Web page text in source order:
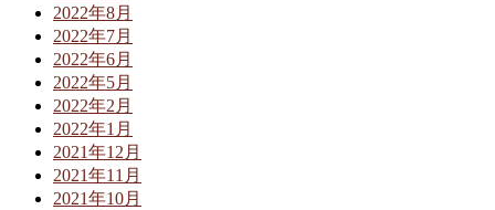
2022年8月
2022年7月
2022年6月
2022年5月
2022年2月
2022年1月
2021年12月
2021年11月
2021年10月